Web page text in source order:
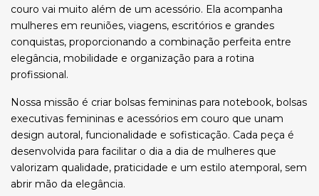
couro vai muito além de um acessório. Ela acompanha
mulheres em reuniões, viagens, escritórios e grandes
conquistas, proporcionando a combinação perfeita entre
elegância, mobilidade e organização para a rotina
profissional.
Nossa missão é criar bolsas femininas para notebook, bolsas
executivas femininas e acessórios em couro que unam
design autoral, funcionalidade e sofisticação. Cada peça é
desenvolvida para facilitar o dia a dia de mulheres que
valorizam qualidade, praticidade e um estilo atemporal, sem
abrir mão da elegância.